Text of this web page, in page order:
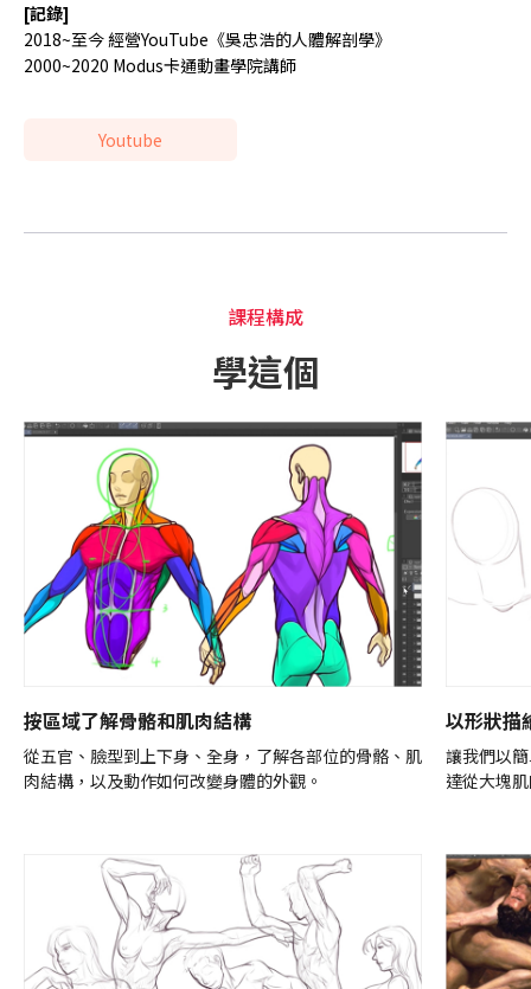
[記錄]
2018~至今 經營YouTube《吳忠浩的人體解剖學》
2000~2020 Modus卡通動畫學院講師
Youtube
課程構成
學這個
按區域了解骨骼和肌肉結構
從五官、臉型到上下身、全身，了解各部位的骨骼、肌
肉結構，以及動作如何改變身體的外觀。
以形狀描
讓我們以
達從大塊